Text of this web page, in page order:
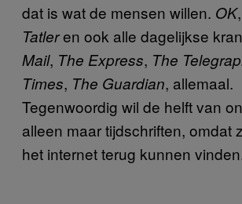
dat is wat de mensen willen. OK,
Tatleren ook alle dagelijkse
Mail, The Express, The
Times, The Guardian, allemaal.
Tegenwoordig wil de helft van
alleen maar tijdschriften, omdat
het internet terug kunnen